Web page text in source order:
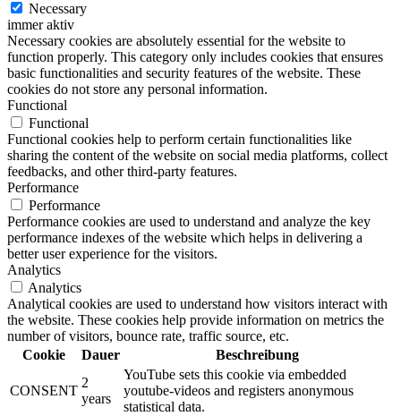
Necessary
immer aktiv
Necessary cookies are absolutely essential for the website to
function properly. This category only includes cookies that ensures
basic functionalities and security features of the website. These
cookies do not store any personal information.
Functional
Functional
Functional cookies help to perform certain functionalities like
sharing the content of the website on social media platforms, collect
feedbacks, and other third-party features.
Performance
Performance
Performance cookies are used to understand and analyze the key
performance indexes of the website which helps in delivering a
better user experience for the visitors.
Analytics
Analytics
Analytical cookies are used to understand how visitors interact with
the website. These cookies help provide information on metrics the
number of visitors, bounce rate, traffic source, etc.
Cookie
Dauer Beschreibung
CONSENT
2
years
YouTube sets this cookie via embedded
youtube-videos and registers anonymous
statistical data.